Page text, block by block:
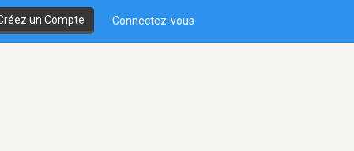
un Compte Connectez-vous